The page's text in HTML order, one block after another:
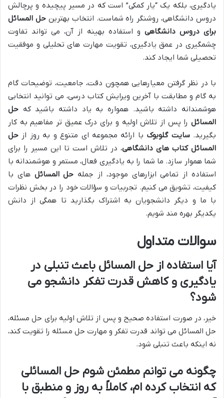
یادگیری، بلکه یک “یار کمکی” است که در مسیر پیچیده و پرچالش
دروس دانشگاهی، روشنگر راه شماست. انتخاب بهترینحل المسائل
برای دروس دانشگاهی و استفاده بهینه از آن، می تواند تفاوت
چشمگیری در عمق یادگیری، تقویت مهارت های تحلیلی و موفقیت
تحصیلی شما ایجاد کند.
با در نظر گرفتن معیارهایی همچون دقت، جامعیت، توضیحات گام
به گام و مطابقت با آخرین ویرایش کتاب درسی، می توانید انتخابی
هوشمندانه داشته باشید. همواره به یاد داشته باشید که حل
المسائل را پس از تلاش اولیه و برای درک عمیق تر مفاهیم به کار
بگیرید.سایت گلوبوک با ارائه مجموعه ای متنوع و به روز از حل
المسائل کتاب های دانشگاهی، در تلاش است تا این مسیر را برای
شما هموار سازد. ما شما را به یادگیری فعال، مستمر و هوشمندانه با
استفاده از تمامی ابزارهای موجود، از جمله حل المسائل های با
کیفیت، تشویق می کنیم. تجربیات و سؤالات خود را در بخش نظرات
با ما و دیگر دانشجویان به اشتراک بگذارید تا همگی از دانش
یکدیگر بهره مند شویم.
سوالات متداول
آیا استفاده از حل المسائل باعث تنبلی در
یادگیری و کاهش قدرت تفکر دانشجو می
شود؟
خیر، در صورت استفاده صحیح و پس از تلاش اولیه برای حل مسئله،
حل المسائل می تواند قدرت تفکر و مهارت حل مسئله را تقویت کند،
نه اینکه باعث تنبلی شود.
چگونه می توانم مطمئن شوم حل المسائلی
که انتخاب کرده ام، کاملاً به روز و منطبق با